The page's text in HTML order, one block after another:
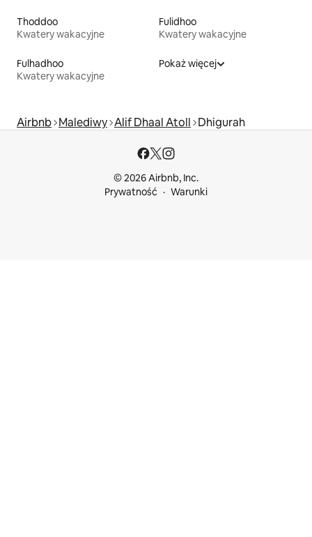
Thoddoo
Kwatery wakacyjne
Fulidhoo
Kwatery wakacyjne
Fulhadhoo
Kwatery wakacyjne
Pokaż więcej
Airbnb Malediwy Alif Dhaal Atoll Dhigurah
© 2026 Airbnb, Inc.
Prywatność
Warunki